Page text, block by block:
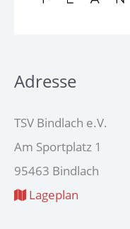
Adresse
TSV Bindlach e.V.
Am Sportplatz 1
95463 Bindlach
Lageplan